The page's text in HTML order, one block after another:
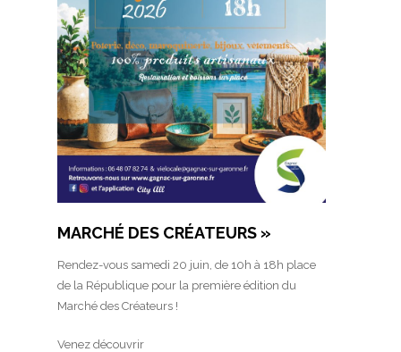
MARCHÉ DES CRÉATEURS »
Rendez-vous samedi 20 juin, de 10h à 18h place
de la République pour la première édition du
Marché des Créateurs !
Venez découvrir